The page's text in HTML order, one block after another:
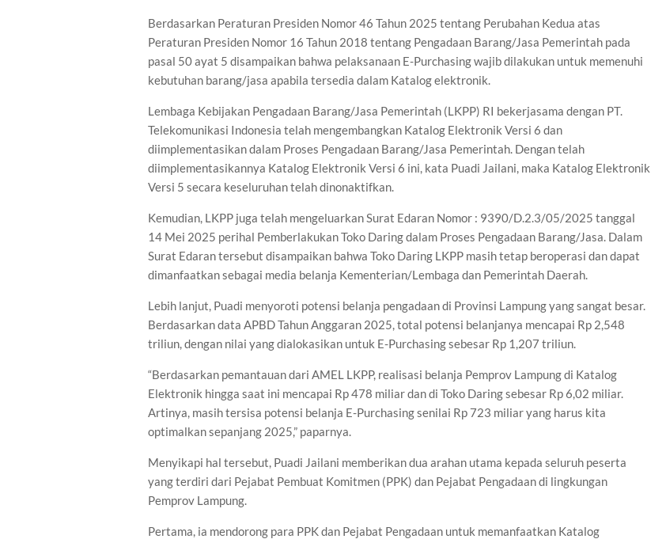
Berdasarkan Peraturan Presiden Nomor 46 Tahun 2025 tentang Perubahan Kedua atas
Peraturan Presiden Nomor 16 Tahun 2018 tentang Pengadaan Barang/Jasa Pemerintah pada
pasal 50 ayat 5 disampaikan bahwa pelaksanaan E-Purchasing wajib dilakukan untuk memenuhi
kebutuhan barang/jasa apabila tersedia dalam Katalog elektronik.
Lembaga Kebijakan Pengadaan Barang/Jasa Pemerintah (LKPP) RI bekerjasama dengan PT.
Telekomunikasi Indonesia telah mengembangkan Katalog Elektronik Versi 6 dan
diimplementasikan dalam Proses Pengadaan Barang/Jasa Pemerintah. Dengan telah
diimplementasikannya Katalog Elektronik Versi 6 ini, kata Puadi Jailani, maka Katalog Elektronik
Versi 5 secara keseluruhan telah dinonaktifkan.
Kemudian, LKPP juga telah mengeluarkan Surat Edaran Nomor : 9390/D.2.3/05/2025 tanggal
14 Mei 2025 perihal Pemberlakukan Toko Daring dalam Proses Pengadaan Barang/Jasa. Dalam
Surat Edaran tersebut disampaikan bahwa Toko Daring LKPP masih tetap beroperasi dan dapat
dimanfaatkan sebagai media belanja Kementerian/Lembaga dan Pemerintah Daerah.
Lebih lanjut, Puadi menyoroti potensi belanja pengadaan di Provinsi Lampung yang sangat besar.
Berdasarkan data APBD Tahun Anggaran 2025, total potensi belanjanya mencapai Rp 2,548
triliun, dengan nilai yang dialokasikan untuk E-Purchasing sebesar Rp 1,207 triliun.
“Berdasarkan pemantauan dari AMEL LKPP, realisasi belanja Pemprov Lampung di Katalog
Elektronik hingga saat ini mencapai Rp 478 miliar dan di Toko Daring sebesar Rp 6,02 miliar.
Artinya, masih tersisa potensi belanja E-Purchasing senilai Rp 723 miliar yang harus kita
optimalkan sepanjang 2025,” paparnya.
Menyikapi hal tersebut, Puadi Jailani memberikan dua arahan utama kepada seluruh peserta
yang terdiri dari Pejabat Pembuat Komitmen (PPK) dan Pejabat Pengadaan di lingkungan
Pemprov Lampung.
Pertama, ia mendorong para PPK dan Pejabat Pengadaan untuk memanfaatkan Katalog